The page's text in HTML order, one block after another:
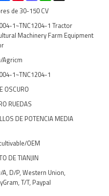
de 30-150 CV
1~TNC1204-1 Tractor
Machinery Farm Equipment
Agricm
1~TNC1204-1
OSCURO
RUEDAS
DE POTENCIA MEDIA
OEM
DE TIANJIN
A, D/P, Western Union,
T/T, Paypal